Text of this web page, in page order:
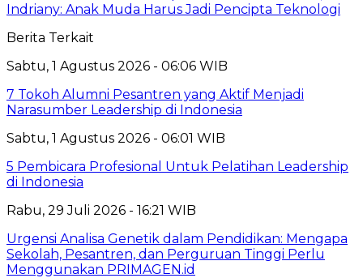
Indriany: Anak Muda Harus Jadi Pencipta Teknologi
Berita Terkait
Sabtu, 1 Agustus 2026 - 06:06 WIB
7 Tokoh Alumni Pesantren yang Aktif Menjadi
Narasumber Leadership di Indonesia
Sabtu, 1 Agustus 2026 - 06:01 WIB
5 Pembicara Profesional Untuk Pelatihan Leadership
di Indonesia
Rabu, 29 Juli 2026 - 16:21 WIB
Urgensi Analisa Genetik dalam Pendidikan: Mengapa
Sekolah, Pesantren, dan Perguruan Tinggi Perlu
Menggunakan PRIMAGEN.id